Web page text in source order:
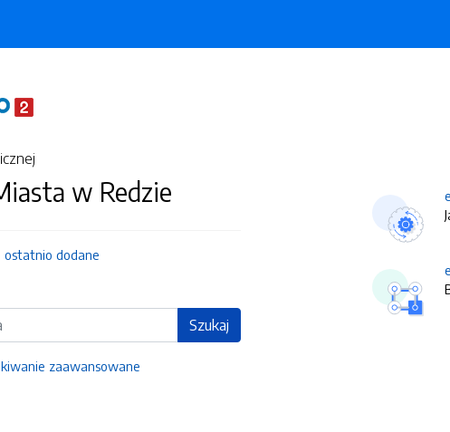
w Redzie
ostatnio dodane
Szukaj
zaawansowane